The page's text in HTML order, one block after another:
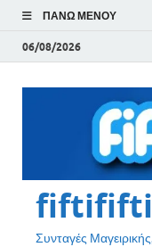
ΠΆΝΩ ΜΕΝΟΎ
06/08/2026
fiftififti
Συνταγές